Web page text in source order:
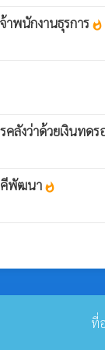
าพนักงานธุรการ whatshot
คลังว่าด้วยเงิน
คีพัฒนา whatshot
ที่